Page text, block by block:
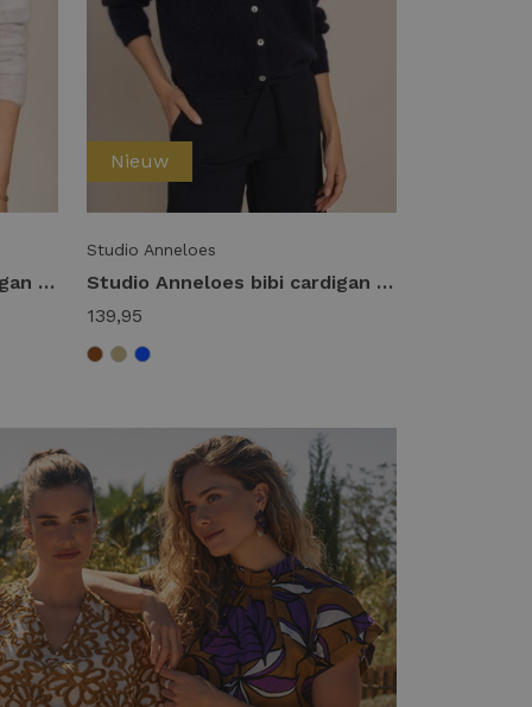
Studio Anneloes bibi cardigan 91545 Vest 1400 kit
Nieuw
Studio Anneloes
Studio Anneloes bibi cardigan 91545 Vest 6900 dark blue
139,95